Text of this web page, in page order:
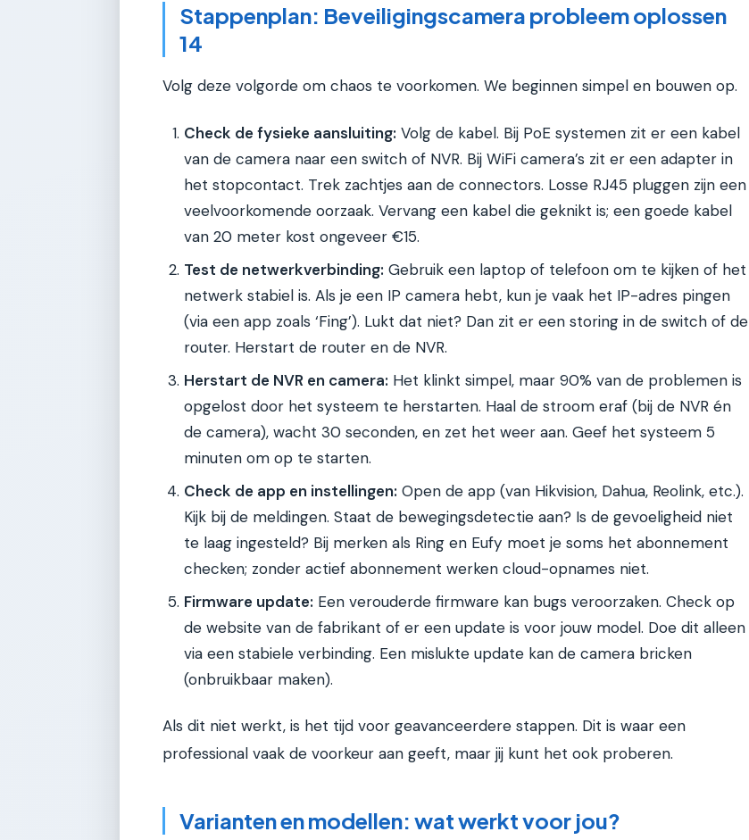
Stappenplan: Beveiligingscamera probleem oplossen
14
Volg deze volgorde om chaos te voorkomen. We beginnen simpel en bouwen op.
Check de fysieke aansluiting: Volg de kabel. Bij PoE systemen zit er een kabel
van de camera naar een switch of NVR. Bij WiFi camera’s zit er een adapter in
het stopcontact. Trek zachtjes aan de connectors. Losse RJ45 pluggen zijn een
veelvoorkomende oorzaak. Vervang een kabel die geknikt is; een goede kabel
van 20 meter kost ongeveer €15.
Test de netwerkverbinding: Gebruik een laptop of telefoon om te kijken of het
netwerk stabiel is. Als je een IP camera hebt, kun je vaak het IP-adres pingen
(via een app zoals ‘Fing’). Lukt dat niet? Dan zit er een storing in de switch of de
router. Herstart de router en de NVR.
Herstart de NVR en camera: Het klinkt simpel, maar 90% van de problemen is
opgelost door het systeem te herstarten. Haal de stroom eraf (bij de NVR én
de camera), wacht 30 seconden, en zet het weer aan. Geef het systeem 5
minuten om op te starten.
Check de app en instellingen: Open de app (van Hikvision, Dahua, Reolink, etc.).
Kijk bij de meldingen. Staat de bewegingsdetectie aan? Is de gevoeligheid niet
te laag ingesteld? Bij merken als Ring en Eufy moet je soms het abonnement
checken; zonder actief abonnement werken cloud-opnames niet.
Firmware update: Een verouderde firmware kan bugs veroorzaken. Check op
de website van de fabrikant of er een update is voor jouw model. Doe dit alleen
via een stabiele verbinding. Een mislukte update kan de camera bricken
(onbruikbaar maken).
Als dit niet werkt, is het tijd voor geavanceerdere stappen. Dit is waar een
professional vaak de voorkeur aan geeft, maar jij kunt het ook proberen.
Varianten en modellen: wat werkt voor jou?